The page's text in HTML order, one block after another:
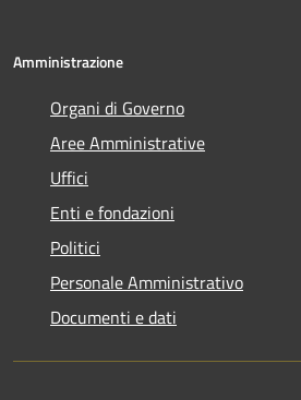
Amministrazione
Organi di Governo
Aree Amministrative
Uffici
Enti e fondazioni
Politici
Personale Amministrativo
Documenti e dati